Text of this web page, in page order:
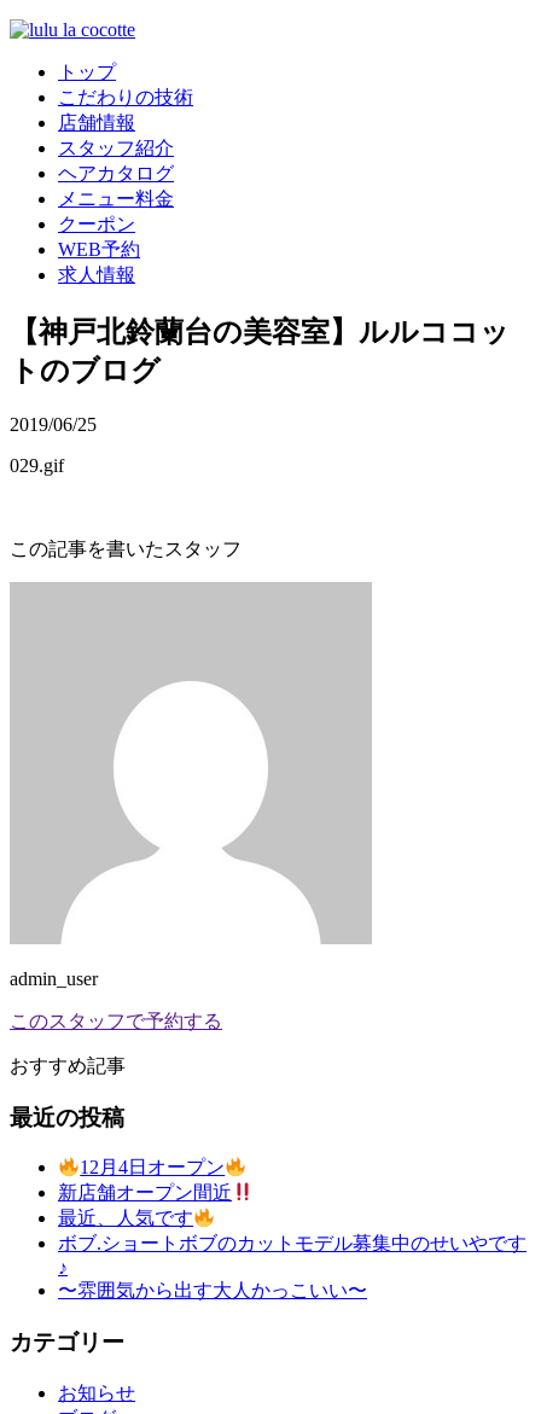
トップ
こだわりの技術
店舗情報
スタッフ紹介
ヘアカタログ
メニュー料金
クーポン
WEB予約
求人情報
【神戸北鈴蘭台の美容室】ルルココッ
トのブログ
2019/06/25
029.gif
この記事を書いたスタッフ
admin_user
このスタッフで予約する
おすすめ記事
最近の投稿
12月4日オープン
新店舗オープン間近
最近、人気です
ボブ.ショートボブのカットモデル募集中のせいやです
♪
〜雰囲気から出す大人かっこいい〜
カテゴリー
お知らせ